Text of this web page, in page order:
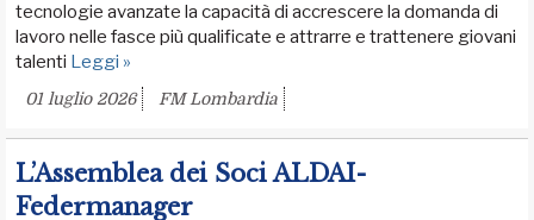
tecnologie avanzate la capacità di accrescere la domanda di
lavoro nelle fasce più qualificate e attrarre e trattenere giovani
talenti Leggi »
01 luglio 2026 FM Lombardia
L’Assemblea dei Soci ALDAI-
Federmanager